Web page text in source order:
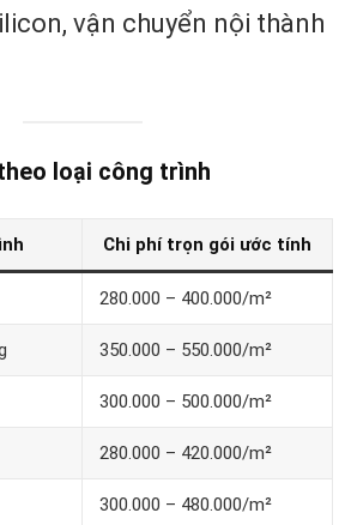
vận chuyển nội thành
loại công trình
Chi phí trọn gói ước tính
280.000 – 400.000/m²
350.000 – 550.000/m²
300.000 – 500.000/m²
280.000 – 420.000/m²
300.000 – 480.000/m²